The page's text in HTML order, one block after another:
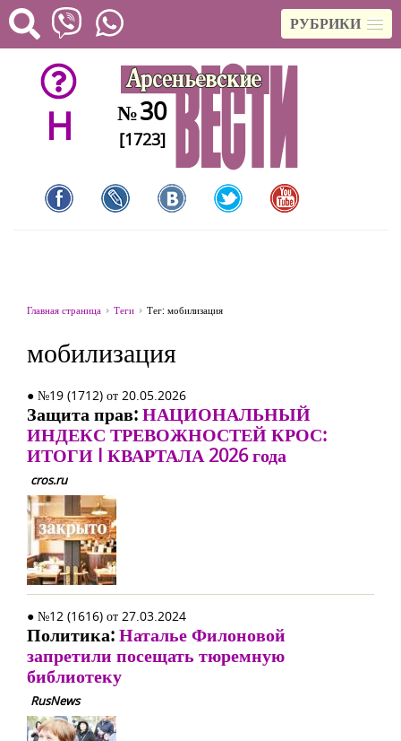
РУБРИКИ
H №30
[1723]
Главная страница Теги Тег: мобилизация
мобилизация
● №19 (1712) от 20.05.2026
Защита прав:НАЦИОНАЛЬНЫЙ
ИНДЕКС ТРЕВОЖНОСТЕЙ КРОС:
ИТОГИ I КВАРТАЛА 2026 года
cros.ru
● №12 (1616) от 27.03.2024
Политика:Наталье Филоновой
запретили посещать тюремную
библиотеку
RusNews